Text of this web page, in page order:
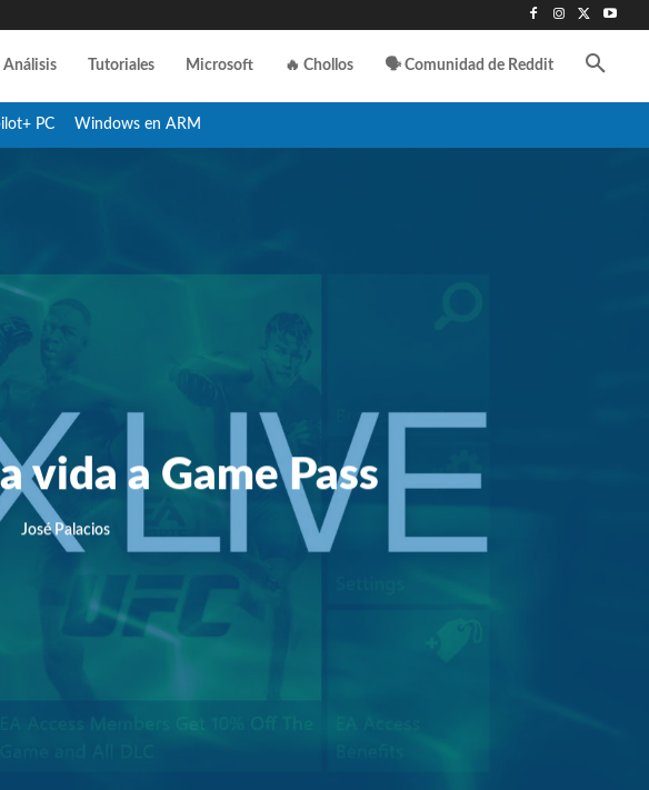
Análisis Tutoriales Microsoft 🔥 Chollos 🗣️ Comunidad de Reddit
PC Windows en ARM
vida a Game Pass
José Palacios